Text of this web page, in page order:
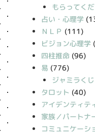
もらってく
占い・心理学
ＮＬＰ (111)
ビジョン心理学
四柱推命 (96)
易 (776)
ジャミラくじ
タロット (40)
アイデンティテ
家族／パートナ
コミュニケーシ